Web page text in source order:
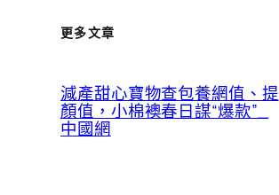
更多文章
減產甜心寶物查包養網值、提
顏值，小棉襖春日謀“爆款”_
中國網